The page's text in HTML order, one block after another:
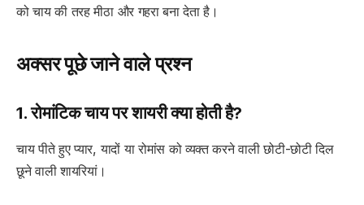
को चाय की तरह मीठा और गहरा बना देता है।
अक्सर पूछे जाने वाले प्रश्न
1. रोमांटिक चाय पर शायरी क्या होती है?
चाय पीते हुए प्यार, यादों या रोमांस को व्यक्त करने वाली छोटी-छोटी दिल
छूने वाली शायरियां।